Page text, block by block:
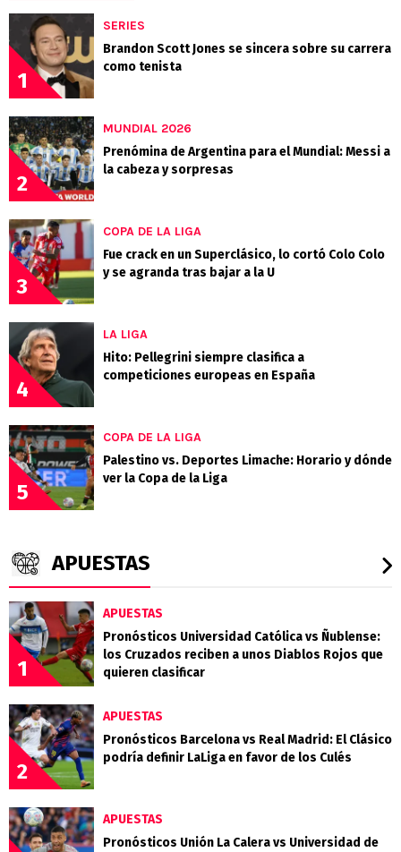
1
SERIES
Brandon Scott Jones se sincera sobre su carrera
como tenista
2
MUNDIAL 2026
Prenómina de Argentina para el Mundial: Messi a
la cabeza y sorpresas
3
COPA DE LA LIGA
Fue crack en un Superclásico, lo cortó Colo Colo
y se agranda tras bajar a la U
4
LA LIGA
Hito: Pellegrini siempre clasifica a
competiciones europeas en España
5
COPA DE LA LIGA
Palestino vs. Deportes Limache: Horario y dónde
ver la Copa de la Liga
APUESTAS
1
APUESTAS
Pronósticos Universidad Católica vs Ñublense:
los Cruzados reciben a unos Diablos Rojos que
quieren clasificar
2
APUESTAS
Pronósticos Barcelona vs Real Madrid: El Clásico
podría definir LaLiga en favor de los Culés
APUESTAS
Pronósticos Unión La Calera vs Universidad de